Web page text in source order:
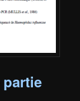
partie